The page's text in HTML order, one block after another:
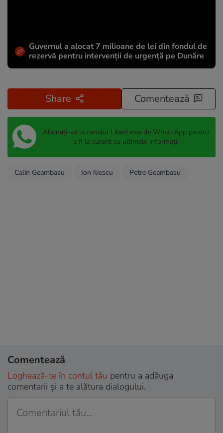
Guvernul a alocat 7 milioane de lei din fondul de
rezervă pentru intervenții de urgență pe Dunăre
Share Comentează
Abonați-vă la canalul Libertatea de WhatsApp pentru
a fi la curent cu ultimele informații
Calin Geambasu Ion Iliescu Petre Geambasu
Comentează
Loghează-te în contul tău pentru a adăuga
comentarii și a te alătura dialogului.